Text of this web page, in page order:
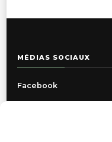
a
Les
être
MÉDIAS SOCIAUX
Facebook